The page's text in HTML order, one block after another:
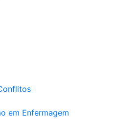
em Enfermagem